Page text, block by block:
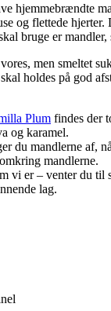
hjemmebrændte
og flettede hjerter.
bruge er
men smeltet
holdes på god
Plum findes der
og karamel.
du mandlerne af,
mandlerne.
vi er – venter du til
lag.